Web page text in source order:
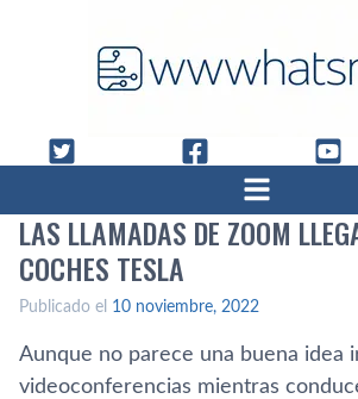
LAS LLAMADAS DE ZOOM
COCHES TESLA
Publicado el 10 noviembre, 2022
Aunque no parece una buena idea
videoconferencias mientras